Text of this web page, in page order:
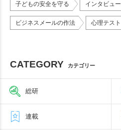
子どもの安全を守る インタビュー
ビジネスメールの作法 心理テスト
CATEGORY カテゴリー
総研
連載